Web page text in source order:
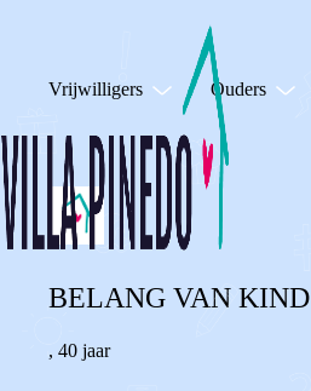
Vrijwilligers Ouders
BELANG VAN KIND
, 40 jaar